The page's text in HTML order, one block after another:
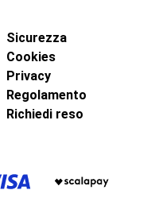
Sicurezza
Cookies
Privacy
Regolamento
Richiedi reso